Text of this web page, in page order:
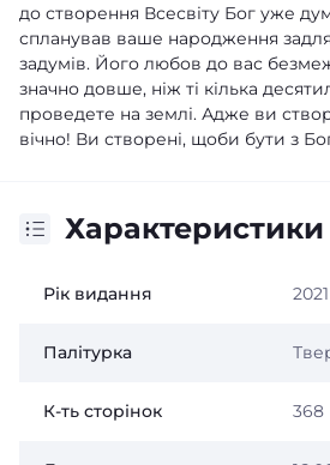
до створення Всесвіту Бог уже
спланував ваше народження
задумів. Його любов до вас
значно довше, ніж ті кілька
проведете на землі. Адже ви
вічно! Ви створені, щоби бути з
Характеристики
Рік видання 2021
Палітурка
К-ть сторінок 368